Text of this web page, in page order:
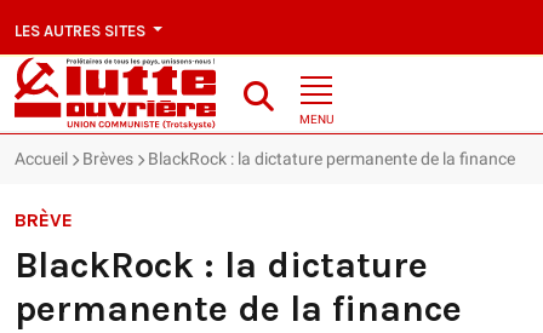
LES AUTRES SITES
MENU
Accueil Brèves BlackRock : la dictature permanente de la finance
BRÈVE
BlackRock : la dictature
permanente de la finance